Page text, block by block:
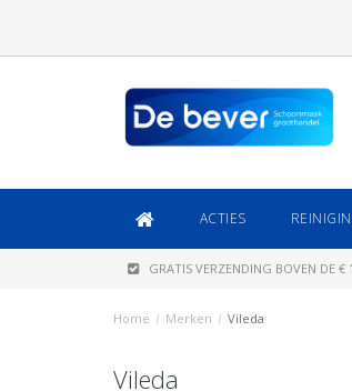
ACTIES
GRATIS VERZENDING BOVEN DE €
Home / Merken / Vileda
Vileda